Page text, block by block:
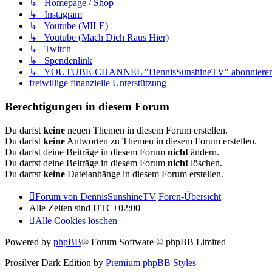
↳ Homepage / Shop
↳ Instagram
↳ Youtube (MILE)
↳ Youtube (Mach Dich Raus Hier)
↳ Twitch
↳ Spendenlink
↳ YOUTUBE-CHANNEL "DennisSunshineTV"
freiwillige finanzielle Unterstützung
Berechtigungen in diesem Forum
Du darfst keine neuen Themen in diesem Forum erstellen.
Du darfst keine Antworten zu Themen in diesem Forum erstellen.
Du darfst deine Beiträge in diesem Forum nicht ändern.
Du darfst deine Beiträge in diesem Forum nicht löschen.
Du darfst keine Dateianhänge in diesem Forum erstellen.
Forum von DennisSunshineTV Foren-Übersicht
Alle Zeiten sind UTC+02:00
Alle Cookies löschen
Powered by phpBB® Forum Software © phpBB Limited
Prosilver Dark Edition by Premium phpBB Styles